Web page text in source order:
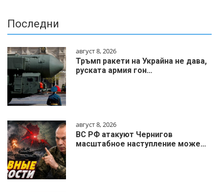
Последни
август 8, 2026
Тръмп ракети на Украйна не дава,
руската армия гон…
август 8, 2026
ВС РФ атакуют Чернигов
масштабное наступление може…